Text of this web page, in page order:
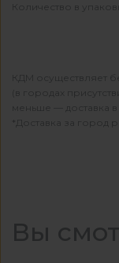
Количество в
КДМ осуществляет
(в городах
меньше — доставка
*Доставка за город
Вы